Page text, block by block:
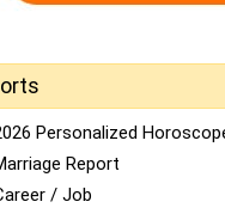
Personalized
Report
/ Job